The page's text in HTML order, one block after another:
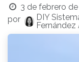
3 de febrero
por
DIY
Fernández